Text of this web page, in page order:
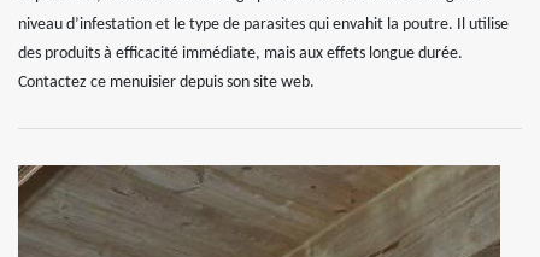
niveau d’infestation et le type de parasites qui envahit la poutre. Il utilise
des produits à efficacité immédiate, mais aux effets longue durée.
Contactez ce menuisier depuis son site web.